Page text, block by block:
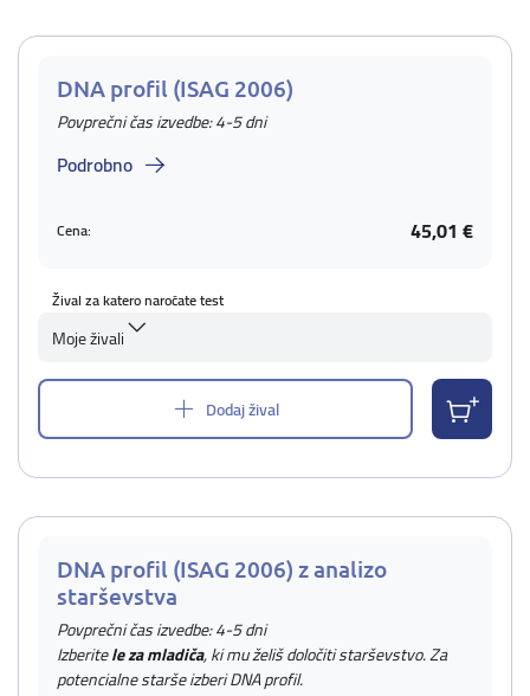
DNA profil (ISAG 2006)
Povprečni čas izvedbe: 4-5 dni
Podrobno
Cena: 45,01 €
Žival za katero naročate test
Moje živali
Dodaj žival
DNA profil (ISAG 2006) z analizo
starševstva
Povprečni čas izvedbe: 4-5 dni
Izberitele za mladiča, ki mu želiš določiti starševstvo. Za
potencialne starše izberi DNA profil.